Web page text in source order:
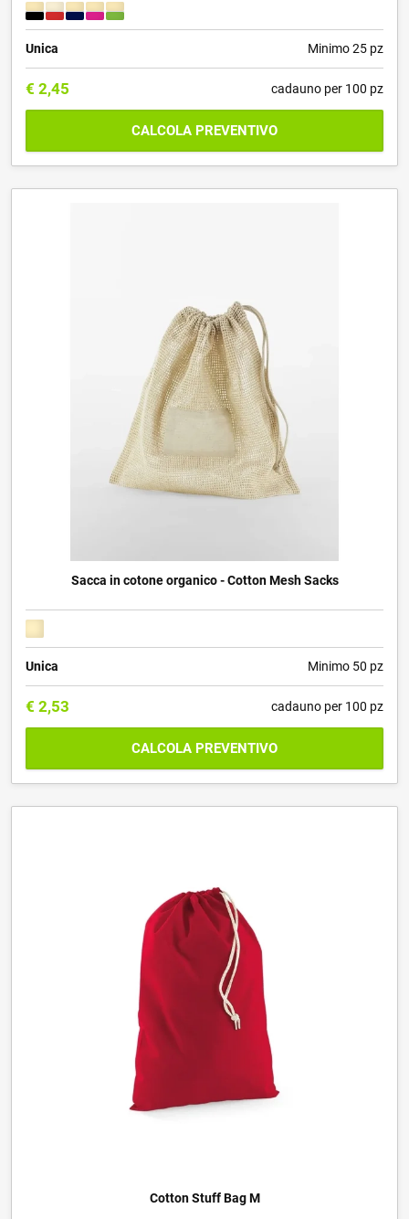
Unica Minimo 25 pz
€ 2,45 cadauno per 100 pz
CALCOLA PREVENTIVO
Sacca in cotone organico - Cotton Mesh Sacks
Unica Minimo 50 pz
€ 2,53 cadauno per 100 pz
CALCOLA PREVENTIVO
Cotton Stuff Bag M